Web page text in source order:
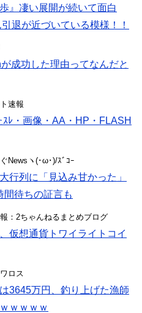
』凄い展開が続いて面白
退が近づいている模様！！
成功した理由ってなんだと
速報
ｽﾚ・画像・AA・HP・FLASH
Newsヽ(･ω･)/ｽﾞｺｰ
行列に「見込み甘かった」
間待ちの証言も
：2ちゃんねるまとめブログ
仮想通貨トワイライトコイ
ロス
3645万円、釣り上げた漁師
ｗｗｗｗ